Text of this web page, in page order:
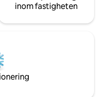
inom fastigheten